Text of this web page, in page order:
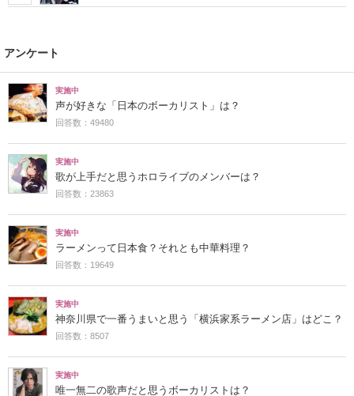
アンケート
実施中
声が好きな「日本のボーカリスト」は？
回答数：49480
実施中
歌が上手だと思うホロライブのメンバーは？
回答数：23863
実施中
ラーメンって日本食？それとも中華料理？
回答数：19649
実施中
神奈川県で一番うまいと思う「横浜家系ラーメン店」はどこ？
回答数：8507
実施中
唯一無二の歌声だと思うボーカリストは？